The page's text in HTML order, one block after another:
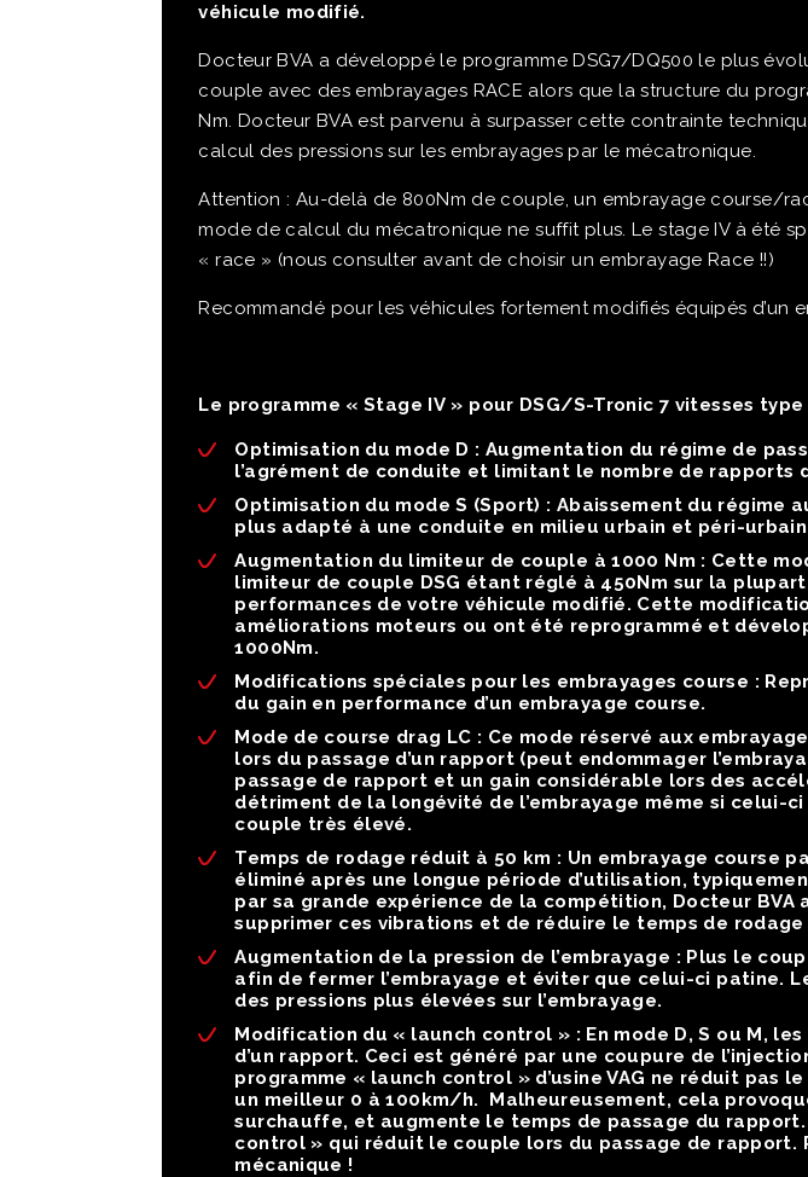
véhicule modifié.
Docteur BVA a développé le programme DSG7/DQ500 le plus
couple avec des embrayages RACE alors que la structure du
Nm. Docteur BVA est parvenu à surpasser cette contrainte
calcul des pressions sur les embrayages par le mécatronique.
Attention : Au-delà de 800Nm de couple, un embrayage course/
mode de calcul du mécatronique ne suffit plus. Le stage IV à été
« race » (nous consulter avant de choisir un embrayage Race !!)
Recommandé pour les véhicules fortement modifiés équipés d’un
Le programme « Stage IV » pour DSG/S-Tronic 7 vitesses
Optimisation du mode D : Augmentation du régime de
l’agrément de conduite et limitant le nombre de rapports
Optimisation du mode S (Sport) : Abaissement du régime
plus adapté à une conduite en milieu urbain et péri-
Augmentation du limiteur de couple à 1000 Nm : Cette
limiteur de couple DSG étant réglé à 450Nm sur la plupart
performances de votre véhicule modifié. Cette
améliorations moteurs ou ont été reprogrammé et
1000Nm.
Modifications spéciales pour les embrayages course :
du gain en performance d’un embrayage course.
Mode de course drag LC : Ce mode réservé aux
lors du passage d’un rapport (peut endommager
passage de rapport et un gain considérable lors des
détriment de la longévité de l’embrayage même si celui-
couple très élevé.
Temps de rodage réduit à 50 km : Un embrayage course
éliminé après une longue période d’utilisation,
par sa grande expérience de la compétition, Docteur
supprimer ces vibrations et de réduire le temps de rodage
Augmentation de la pression de l’embrayage : Plus le
afin de fermer l’embrayage et éviter que celui-ci patine.
des pressions plus élevées sur l’embrayage.
Modification du « launch control » : En mode D, S ou M,
d’un rapport. Ceci est généré par une coupure de
programme « launch control » d’usine VAG ne réduit pas
un meilleur 0 à 100km/h. Malheureusement, cela
surchauffe, et augmente le temps de passage du
control » qui réduit le couple lors du passage de
mécanique !